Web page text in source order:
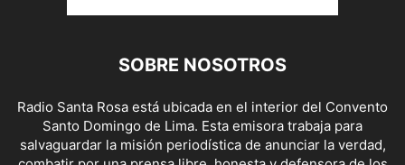
SOBRE NOSOTROS
Radio Santa Rosa está ubicada en el interior del Convento
Santo Domingo de Lima. Esta emisora trabaja para
salvaguardar la misión periodística de anunciar la verdad,